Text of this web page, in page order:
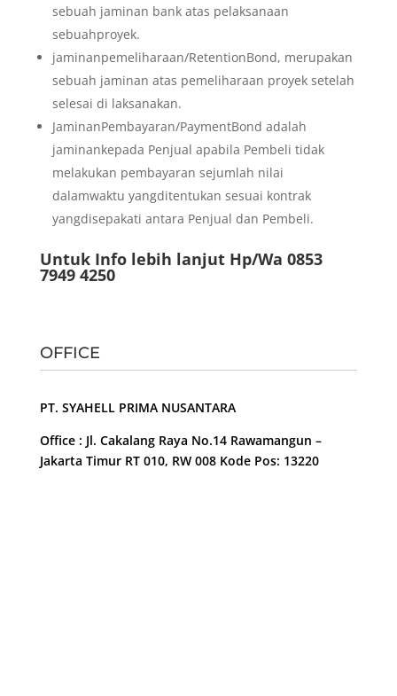
sebuah jaminan bank atas pelaksanaan
sebuahproyek.
jaminanpemeliharaan/RetentionBond, merupakan
sebuah jaminan atas pemeliharaan proyek setelah
selesai di laksanakan.
JaminanPembayaran/PaymentBond adalah
jaminankepada Penjual apabila Pembeli tidak
melakukan pembayaran sejumlah nilai
dalamwaktu yangditentukan sesuai kontrak
yangdisepakati antara Penjual dan Pembeli.
Untuk Info lebih lanjut Hp/Wa 0853
7949 4250
OFFICE
PT. SYAHELL PRIMA NUSANTARA
Office : Jl. Cakalang Raya No.14 Rawamangun –
Jakarta Timur RT 010, RW 008 Kode Pos: 13220